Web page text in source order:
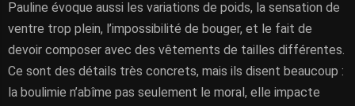
Pauline évoque aussi les variations de poids, la sensation de
ventre trop plein, l’impossibilité de bouger, et le fait de
devoir composer avec des vêtements de tailles différentes.
Ce sont des détails très concrets, mais ils disent beaucoup :
la boulimie n’abîme pas seulement le moral, elle impacte